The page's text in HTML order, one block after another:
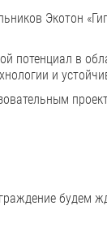
Экотон
в
и
будем